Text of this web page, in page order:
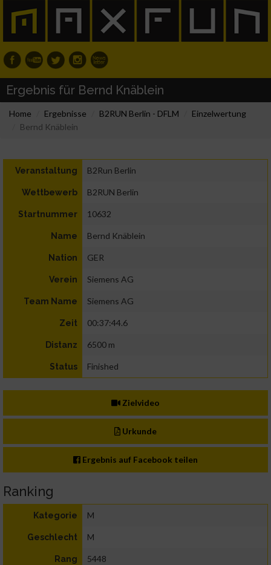
Ergebnis für Bernd Knäblein
Home Ergebnisse B2RUN Berlin - DFLM
Einzelwertung
Bernd Knäblein
Veranstaltung B2Run Berlin
Wettbewerb B2RUN Berlin
Startnummer 10632
Name Bernd Knäblein
Nation GER
Verein Siemens AG
Team Name Siemens AG
Zeit 00:37:44.6
Distanz 6500 m
Status Finished
Zielvideo
Urkunde
Ergebnis auf Facebook teilen
Ranking
Kategorie M
Geschlecht M
Rang 5448